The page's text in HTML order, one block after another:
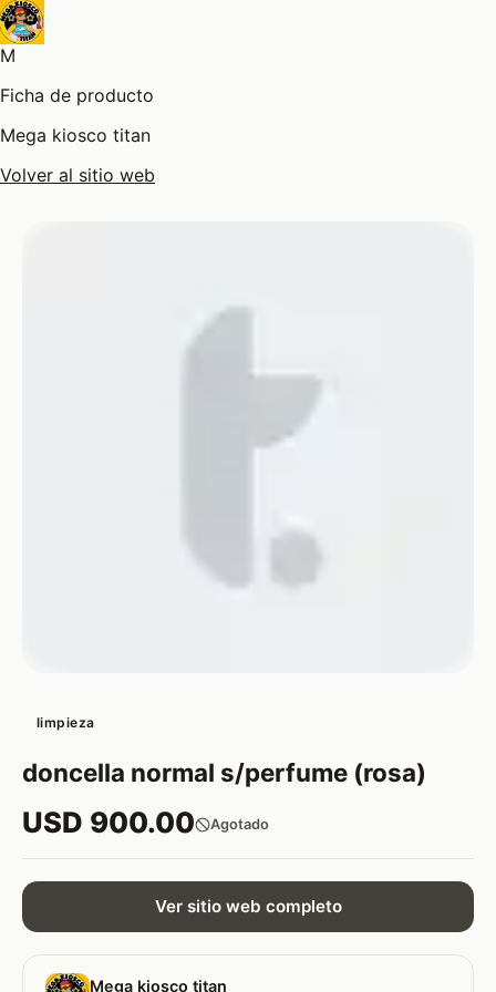
M
Ficha de producto
Mega kiosco titan
Volver al sitio web
limpieza
doncella normal s/perfume (rosa)
USD 900.00 Agotado
Ver sitio web completo
Mega kiosco titan